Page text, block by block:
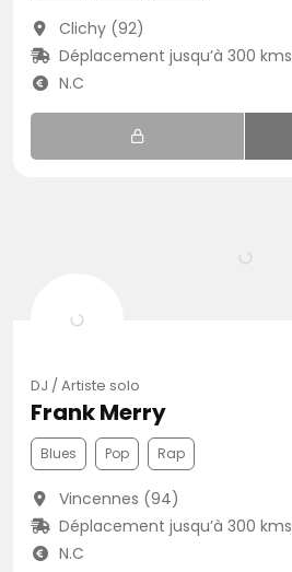
Clichy (92)
Déplacement jusqu’à 300 kms
N.C
DJ / Artiste solo
Frank Merry
Blues Pop Rap
Vincennes (94)
Déplacement jusqu’à 300 kms
N.C